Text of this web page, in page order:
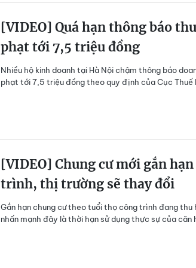
[VIDEO] Quá hạn thông báo
phạt tới 7,5 triệu đồng
Nhiều hộ kinh doanh tại Hà Nội chậm thông báo
phạt tới 7,5 triệu đồng theo quy định của Cục Thuế
[VIDEO] Chung cư mới gắn
trình, thị trường sẽ thay đổi
Gắn hạn chung cư theo tuổi thọ công trình đang
nhấn mạnh đây là thời hạn sử dụng thực sự của căn